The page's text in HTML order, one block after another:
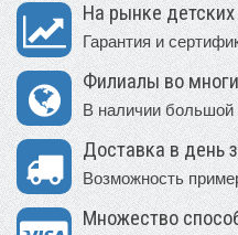
На рынке
Гарантия и
Филиалы во
В наличии большой
Доставка в день
Возможность
Множество